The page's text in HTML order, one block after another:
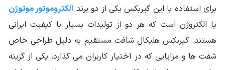
جنس پوسته چدن Cast Iron
قطر شافت خروجی
(mm)
جنس دنده فولاد آلیاژی
برای استفاده با این گیربکس یکی از دو برند الکتروموتور موتوژن
یا الکتروژن است که هر دو از تولیدات بسیار با کیفیت ایرانی
هستند. گیربکس هلیکال شافت مستقیم به دلیل طراحی خاص
شفت ها و مزایایی که در اختیار کاربران می گذارد، یکی از گزینه